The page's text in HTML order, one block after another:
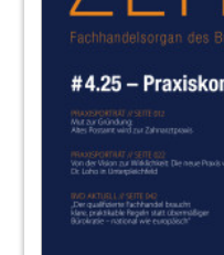
Zahntechnik
Impressum